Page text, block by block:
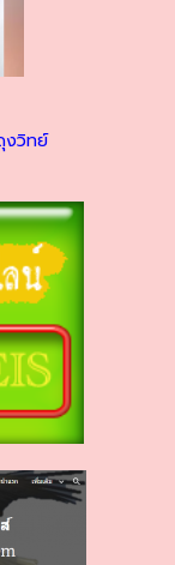
งวิทย์